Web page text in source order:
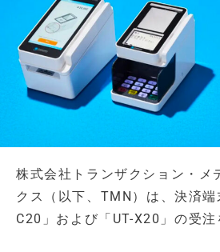
株式会社トランザクション・メ
クス（以下、TMN）は、決済端
C20」および「UT-X20」の受注